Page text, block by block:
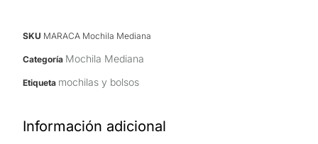
SKU MARACA Mochila Mediana
Categoría Mochila Mediana
Etiqueta mochilas y bolsos
Información adicional